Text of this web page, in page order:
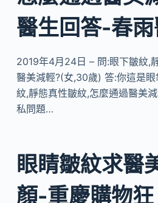
醫生回答-春
2019年4月24日 – 問:眼下皺紋,
醫美減輕?(女,30歲) 答:你這是
紋,靜態真性皺紋,怎麼通過醫美
私問題…
眼睛皺紋求醫
顏-重慶購物狂